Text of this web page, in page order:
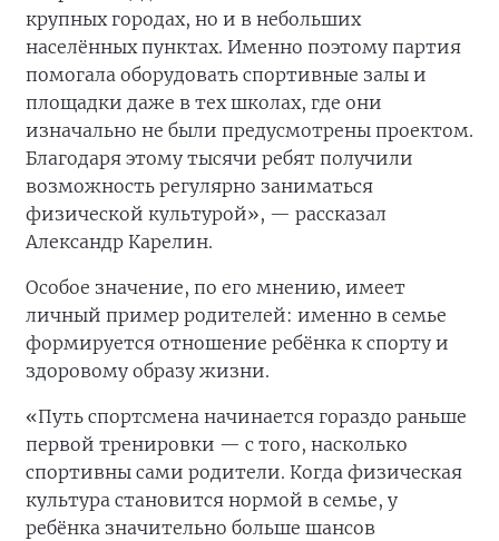
крупных городах, но и в небольших
населённых пунктах. Именно поэтому партия
помогала оборудовать спортивные залы и
площадки даже в тех школах, где они
изначально не были предусмотрены проектом.
Благодаря этому тысячи ребят получили
возможность регулярно заниматься
физической культурой», — рассказал
Александр Карелин.
Особое значение, по его мнению, имеет
личный пример родителей: именно в семье
формируется отношение ребёнка к спорту и
здоровому образу жизни.
«Путь спортсмена начинается гораздо раньше
первой тренировки — с того, насколько
спортивны сами родители. Когда физическая
культура становится нормой в семье, у
ребёнка значительно больше шансов